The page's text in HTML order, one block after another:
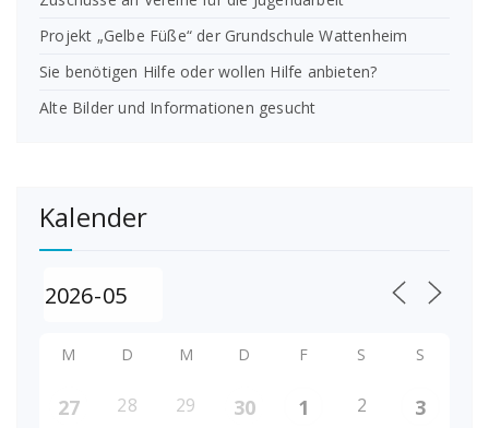
Projekt „Gelbe Füße“ der Grundschule Wattenheim
Sie benötigen Hilfe oder wollen Hilfe anbieten?
Alte Bilder und Informationen gesucht
Kalender
M D M D F S S
27 28 29 30 1 2 3